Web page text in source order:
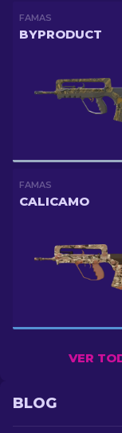
FAMAS
BYPRODUCT
FAMAS
CALICAMO
VER
BLOG